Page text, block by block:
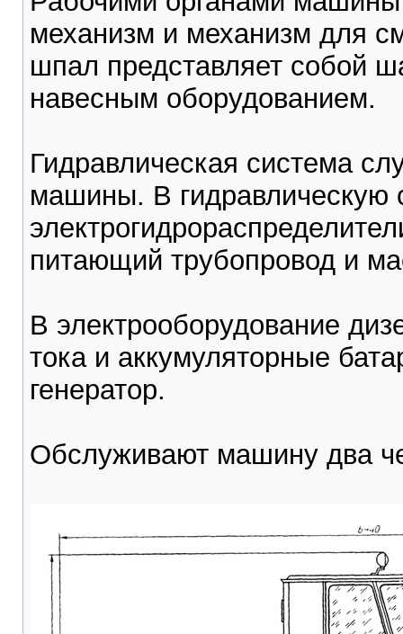
механизм и механизм для
шпал представляет собой
навесным оборудованием.
Гидравлическая система
машины. В гидравлическую
питающий трубопровод и
В электрооборудование
тока и аккумуляторные
генератор.
Обслуживают машину два